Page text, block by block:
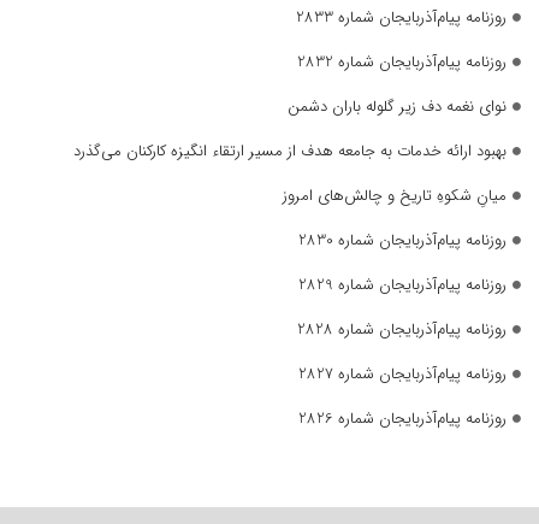
روزنامه پیام‌آذربایجان شماره 2833
روزنامه پیام‌آذربایجان شماره 2832
نوای نغمه دف زیر گلوله باران دشمن
بهبود ارائه خدمات به جامعه هدف از مسیر ارتقاء انگیزه کارکنان می‌گذرد
میانِ شکوهِ تاریخ و چالش‌های امروز
روزنامه پیام‌آذربایجان شماره 2830
روزنامه پیام‌آذربایجان شماره 2829
روزنامه پیام‌آذربایجان شماره 2828
روزنامه پیام‌آذربایجان شماره 2827
روزنامه پیام‌آذربایجان شماره 2826